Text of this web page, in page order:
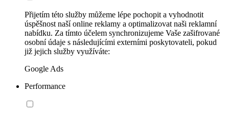
Přijetím této služby můžeme lépe pochopit a vyhodnotit
úspěšnost naší online reklamy a optimalizovat naši reklamní
nabídku. Za tímto účelem synchronizujeme Vaše zašifrované
osobní údaje s následujícími externími poskytovateli, pokud
již jejich služby využíváte:
Google Ads
Performance